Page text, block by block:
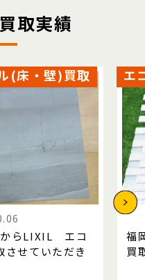
取実績
(床・壁)買取
からLIXIL エコ
させていただき
エ
福
買